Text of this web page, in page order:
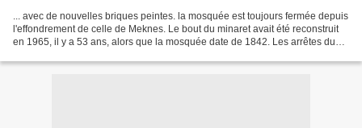
... avec de nouvelles briques peintes. la mosquée est toujours fermée depuis
l'effondrement de celle de Meknes. Le bout du minaret avait été reconstruit
en 1965, il y a 53 ans, alors que la mosquée date de 1842. Les arrêtes du